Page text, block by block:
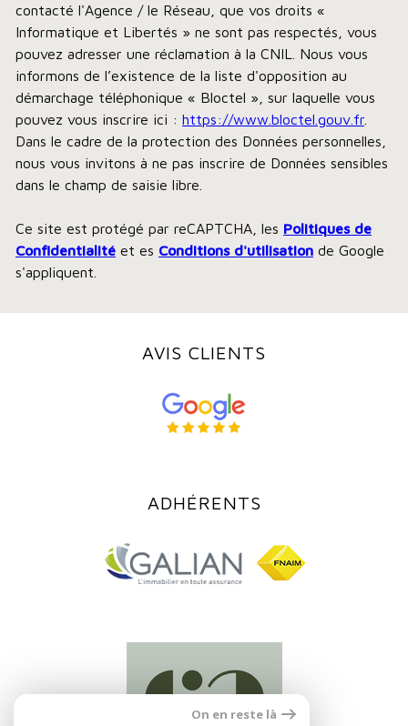
contacté l'Agence / le Réseau, que vos droits «
Informatique et Libertés » ne sont pas respectés, vous
pouvez adresser une réclamation à la CNIL. Nous vous
informons de l’existence de la liste d'opposition au
démarchage téléphonique « Bloctel », sur laquelle vous
pouvez vous inscrire ici : https://www.bloctel.gouv.fr
Dans le cadre de la protection des Données personnelles,
nous vous invitons à ne pas inscrire de Données sensibles
dans le champ de saisie libre.
Ce site est protégé par reCAPTCHA, les Politiques de
Confidentialité et es Conditions d'utilisation de Google
s'appliquent.
AVIS CLIENTS
ADHÉRENTS
On en reste là